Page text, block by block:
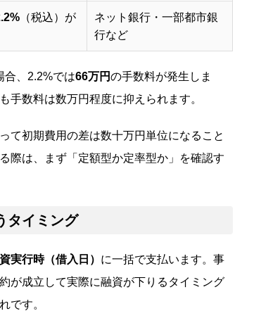
（税込）が
ネット銀行・一部都市銀
行など
合、2.2%では66万円の手数料が発生しま
手数料は数万円程度に抑えられます。
て初期費用の差は数十万円単位になること
際は、まず「定額型か定率型か」を確認す
タイミング
実行時（借入日） に一括で支払います。事
が成立して実際に融資が下りるタイミング
です。